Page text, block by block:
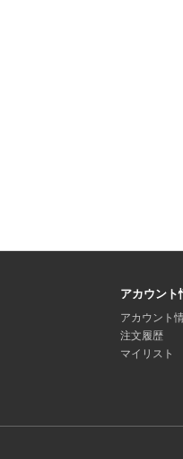
アカウント
アカウント
注文履歴
マイリスト